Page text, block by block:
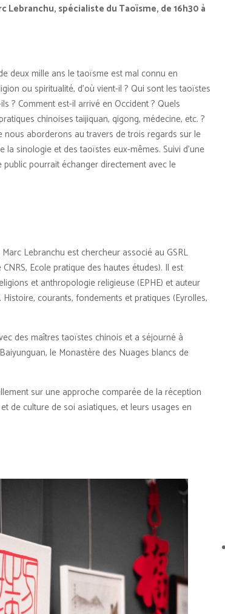
Lebranchu, spécialiste du Taoïsme, de 16h30 à
deux mille ans le taoïsme est mal connu en
ou spiritualité, d’où vient-il ? Qui sont les taoïstes
? Comment est-il arrivé en Occident ? Quels
chinoises taijiquan, qigong, médecine, etc. ?
nous aborderons au travers de trois regards sur le
la sinologie et des taoïstes eux-mêmes. Suivi d’une
pourrait échanger directement avec le
Lebranchu est chercheur associé au GSRL
Ecole pratique des hautes études). Il est
et anthropologie religieuse (EPHE) et auteur
courants, fondements et pratiques (Eyrolles,
des maîtres taoïstes chinois et a séjourné à
le Monastère des Nuages blancs de
sur une approche comparée de la réception
de culture de soi asiatiques, et leurs usages en